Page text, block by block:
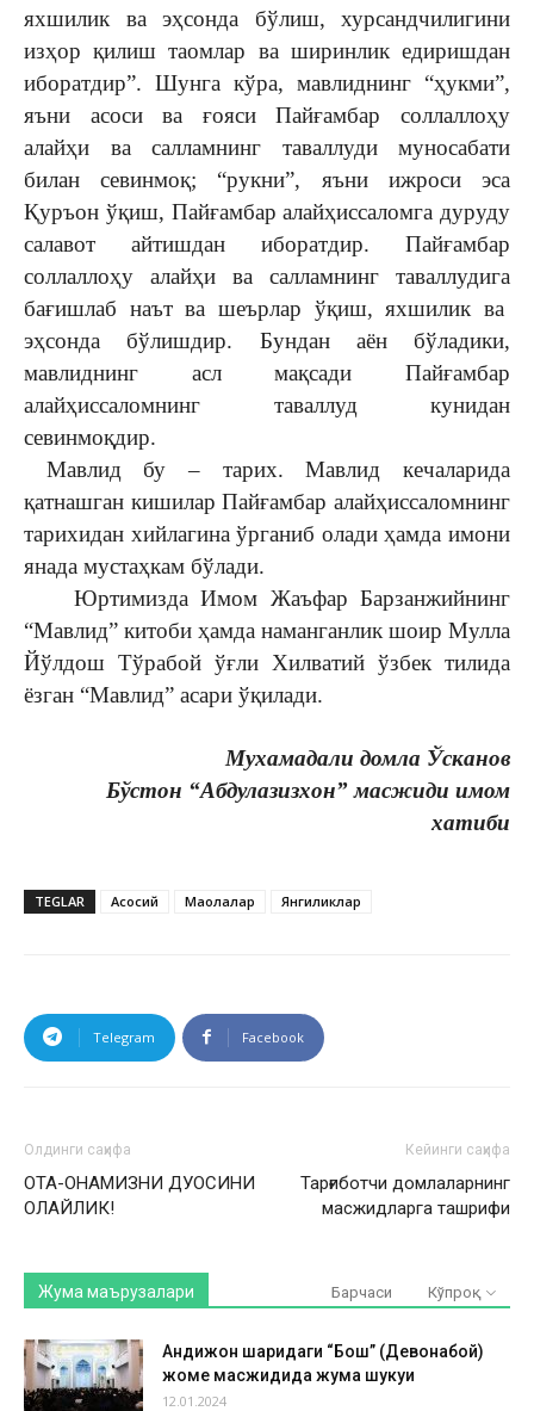
яхшилик ва эҳсонда бўлиш, хурсандчилигини
изҳор қилиш таомлар ва ширинлик едиришдан
иборатдир”. Шунга кўра, мавлиднинг “ҳукми”,
яъни асоси ва ғояси Пайғамбар соллаллоҳу
алайҳи ва салламнинг таваллуди муносабати
билан севинмоқ; “рукни”, яъни ижроси эса
Қуръон ўқиш, Пайғамбар алайҳиссаломга дуруду
салавот айтишдан иборатдир. Пайғамбар
соллаллоҳу алайҳи ва салламнинг таваллудига
бағишлаб наът ва шеърлар ўқиш, яхшилик ва
эҳсонда бўлишдир. Бундан аён бўладики,
мавлиднинг асл мақсади Пайғамбар
алайҳиссаломнинг таваллуд кунидан
севинмоқдир.
Мавлид бу – тарих. Мавлид кечаларида
қатнашган кишилар Пайғамбар алайҳиссаломнинг
тарихидан хийлагина ўрганиб олади ҳамда имони
янада мустаҳкам бўлади.
Юртимизда Имом Жаъфар Барзанжийнинг
“Мавлид” китоби ҳамда наманганлик шоир Мулла
Йўлдош Тўрабой ўғли Хилватий ўзбек тилида
ёзган “Мавлид” асари ўқилади.
Мухамадали домла Ўсканов
Бўстон “Абдулазизхон” масжиди имом
хатиби
TEGLAR Асосий Мақолалар Янгиликлар
Telegram Facebook
Олдинги саҳифа
ОТА-ОНАМИЗНИ ДУОСИНИ
ОЛАЙЛИК!
Кейинги саҳифа
Тарғиботчи домлаларнинг
масжидларга ташрифи
Жума маърузалари Барчаси Кўпроқ
Андижон шаҳридаги “Бош” (Девонабой)
жоме масжидида жума шукуҳи
12.01.2024